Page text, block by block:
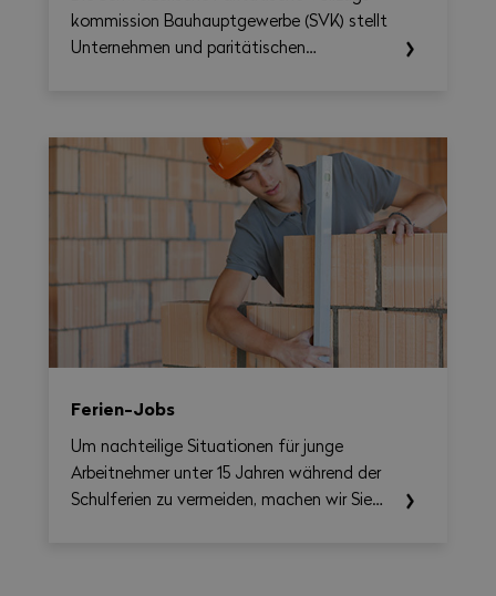
kommission Bau­haupt­gewerbe (SVK) stellt
Unternehmen und paritätischen
Gesamtarbeitsvertrags 2026–2031
erleichtern soll. Damit lassen sich
Arbeitszeit, Überstunden, Reisezeit und
allfällige Zuschläge auf Wochenbasis
berechnen und gleichzeitig eine
übersichtliche, als PDF exportierbare
Zusammenfassung erstellen.
Ferien-Jobs
Um nachteilige Situationen für junge
Arbeitnehmer unter 15 Jahren während der
Schulferien zu vermeiden, machen wir Sie